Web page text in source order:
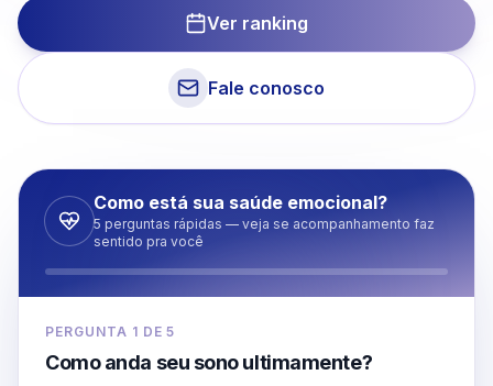
Ver ranking
Fale conosco
Como está sua saúde emocional?
5 perguntas rápidas — veja se acompanhamento faz
sentido pra você
PERGUNTA 1 DE5
Como anda seu sono ultimamente?